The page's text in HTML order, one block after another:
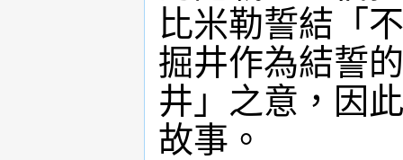
比米勒誓結「
掘井作為結誓
井」之意，因
故事。